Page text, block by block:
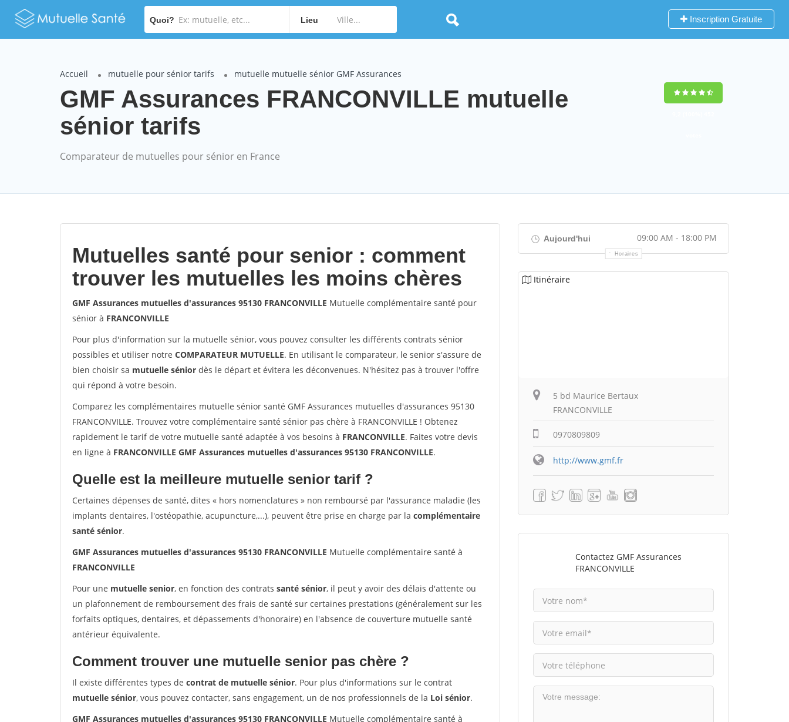
Quoi? Lieu Inscription Gratuite
Accueil mutuelle pour sénior tarifs mutuelle mutuelle sénior GMF Assurances
GMF Assurances FRANCONVILLE mutuelle
sénior tarifs
Comparateur de mutuelles pour sénior en France
Mutuelles santé pour senior : comment
trouver les mutuelles les moins chères
GMF Assurances mutuelles d'assurances 95130 FRANCONVILLE Mutuelle complémentaire santé pour
sénior à FRANCONVILLE
Pour plus d'information sur la mutuelle sénior, vous pouvez consulter les différents contrats sénior
possibles et utiliser notre COMPARATEUR MUTUELLE. En utilisant le comparateur, le senior s'assure de
bien choisir sa mutuelle sénior dès le départ et évitera les déconvenues. N'hésitez pas à trouver l'offre
qui répond à votre besoin.
Comparez les complémentaires mutuelle sénior santé GMF Assurances mutuelles d'assurances 95130
FRANCONVILLE. Trouvez votre complémentaire santé sénior pas chère à FRANCONVILLE ! Obtenez
rapidement le tarif de votre mutuelle santé adaptée à vos besoins à FRANCONVILLE. Faites votre devis
en ligne à FRANCONVILLE GMF Assurances mutuelles d'assurances 95130 FRANCONVILLE.
Quelle est la meilleure mutuelle senior tarif ?
Certaines dépenses de santé, dites « hors nomenclatures » non remboursé par l'assurance maladie (les
implants dentaires, l'ostéopathie, acupuncture,...), peuvent être prise en charge par la complémentaire
santé sénior.
GMF Assurances mutuelles d'assurances 95130 FRANCONVILLE Mutuelle complémentaire santé à
FRANCONVILLE
Pour une mutuelle senior, en fonction des contrats santé sénior, il peut y avoir des délais d'attente ou
un plafonnement de remboursement des frais de santé sur certaines prestations (généralement sur les
forfaits optiques, dentaires, et dépassements d'honoraire) en l'absence de couverture mutuelle santé
antérieur équivalente.
Comment trouver une mutuelle senior pas chère ?
Il existe différentes types de contrat de mutuelle sénior. Pour plus d'informations sur le contrat
mutuelle sénior, vous pouvez contacter, sans engagement, un de nos professionnels de la Loi sénior.
GMF Assurances mutuelles d'assurances 95130 FRANCONVILLE Mutuelle complémentaire santé à
Aujourd'hui 09:00 AM - 18:00 PM
Horaires
Itinéraire
5 bd Maurice Bertaux
FRANCONVILLE
0970809809
http://www.gmf.fr
Contactez GMF Assurances
FRANCONVILLE